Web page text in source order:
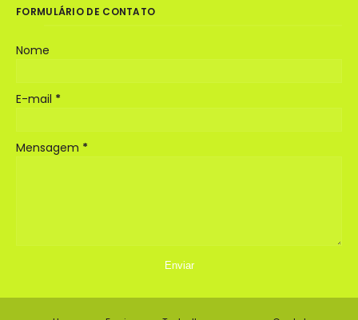
FORMULÁRIO DE CONTATO
Nome
E-mail *
Mensagem *